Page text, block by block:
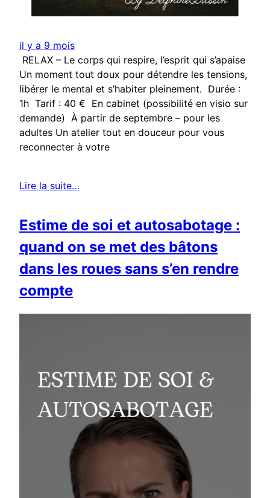
il y a 9 mois
RELAX – Le corps qui respire, l’esprit qui s’apaise
Un moment tout doux pour détendre les tensions,
libérer le mental et s’habiter pleinement. Durée :
1h Tarif : 40 € En cabinet (possibilité en visio sur
demande) À partir de septembre – pour les
adultes Un atelier tout en douceur pour vous
reconnecter à votre
Lire la suite…
Estime de soi et autosabotage :
quand on se met des bâtons
dans les roues sans s’en rendre
compte